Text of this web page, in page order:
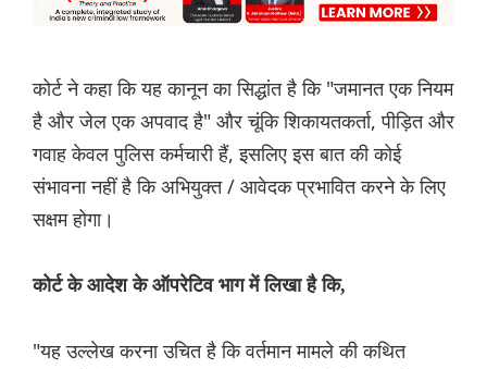
कोर्ट ने कहा कि यह कानून का सिद्धांत है कि "जमानत एक नियम
है और जेल एक अपवाद है" और चूंकि शिकायतकर्ता, पीड़ित और
गवाह केवल पुलिस कर्मचारी हैं, इसलिए इस बात की कोई
संभावना नहीं है कि अभियुक्त / आवेदक प्रभावित करने के लिए
सक्षम होगा।
कोर्ट के आदेश के ऑपरेटिव भाग में लिखा है कि,
"यह उल्लेख करना उचित है कि वर्तमान मामले की कथित